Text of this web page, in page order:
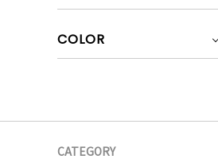
COLOR
CATEGORY